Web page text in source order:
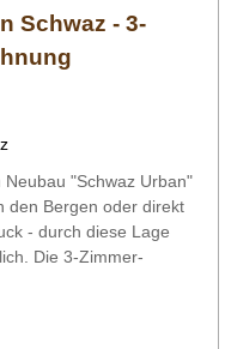
Schwaz - 3-
Neubau "Schwaz Urban"
den Bergen oder direkt
- durch diese Lage
Die 3-Zimmer-